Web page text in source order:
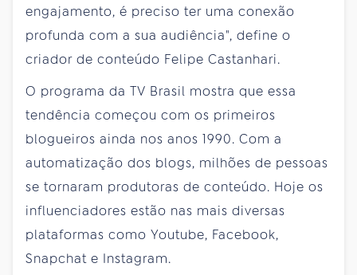
engajamento, é preciso ter uma conexão
profunda com a sua audiência", define o
criador de conteúdo Felipe Castanhari.
O programa da TV Brasil mostra que essa
tendência começou com os primeiros
blogueiros ainda nos anos 1990. Com a
automatização dos blogs, milhões de pessoas
se tornaram produtoras de conteúdo. Hoje os
influenciadores estão nas mais diversas
plataformas como Youtube, Facebook,
Snapchat e Instagram.